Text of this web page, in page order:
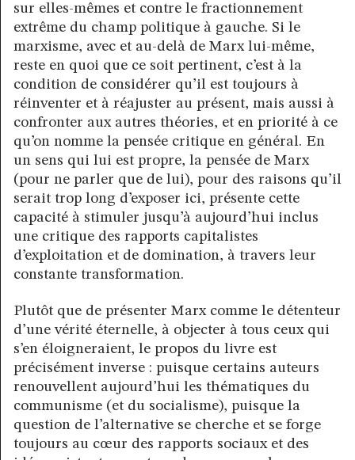
sur elles-mêmes et contre le fractionnement
extrême du champ politique à gauche. Si le
marxisme, avec et au-delà de Marx lui-même,
reste en quoi que ce soit pertinent, c’est à la
condition de considérer qu’il est toujours à
réinventer et à réajuster au présent, mais aussi à
confronter aux autres théories, et en priorité à ce
qu’on nomme la pensée critique en général. En
un sens qui lui est propre, la pensée de Marx
(pour ne parler que de lui), pour des raisons qu’il
serait trop long d’exposer ici, présente cette
capacité à stimuler jusqu’à aujourd’hui inclus
une critique des rapports capitalistes
d’exploitation et de domination, à travers leur
constante transformation.
Plutôt que de présenter Marx comme le détenteur
d’une vérité éternelle, à objecter à tous ceux qui
s’en éloigneraient, le propos du livre est
précisément inverse : puisque certains auteurs
renouvellent aujourd’hui les thématiques du
communisme (et du socialisme), puisque la
question de l’alternative se cherche et se forge
toujours au cœur des rapports sociaux et des